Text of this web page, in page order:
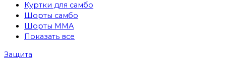
Куртки для самбо
Шорты самбо
Шорты MMA
Показать все
Защита